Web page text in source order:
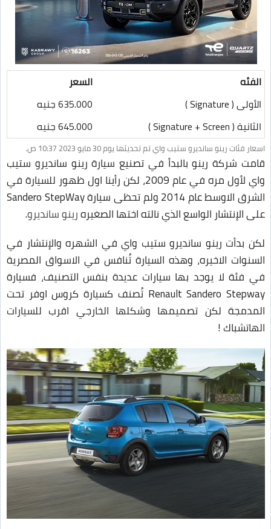
الفئه
السعر
الأولى ( Signature )
635.000 جنيه
الثانية ( Signature + Screen )
645.000 جنيه
اسعار فئات رينو سانديرو ستيب واي تم تحديثها يوم 30 مايو 2023 10:37 ص.
قامت شركة رينو بالبدأ في تصنيع سيارة رينو سانديرو ستيب
واي لأول مره في عام 2009، لكن رأينا اول ظهور للسيارة في
الشرق الاوسط عام 2014 ولم تحظى سيارة Sandero StepWay
على الإنتشار الواسع الذي نالته اختها الصغيرهرينو سانديرو.
لكن بدأت رينو سانديرو ستيب واي في الشهره والإنتشار في
السنوات الاخيره، وهذه السيارة تُنافس في الاسواق المصرية
في فئة لا يوجد بها سيارات عديدة بنفس التصنيف، فسيارة
Renault Sandero Stepway تُصنف كسيارة كروس اوفر تحت
المدمجة لكن تصميمها وشكلها الخارجي اقرب للسيارات
الهاتشباك !